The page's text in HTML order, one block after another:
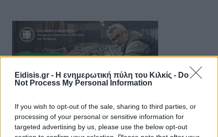
Eidisis.gr - Η ενημερωτική πύλη του Κιλκίς - Do
Not Process My Personal Information
If you wish to opt-out of the sale, sharing to third parties, or
processing of your personal or sensitive information for
targeted advertising by us, please use the below opt-out